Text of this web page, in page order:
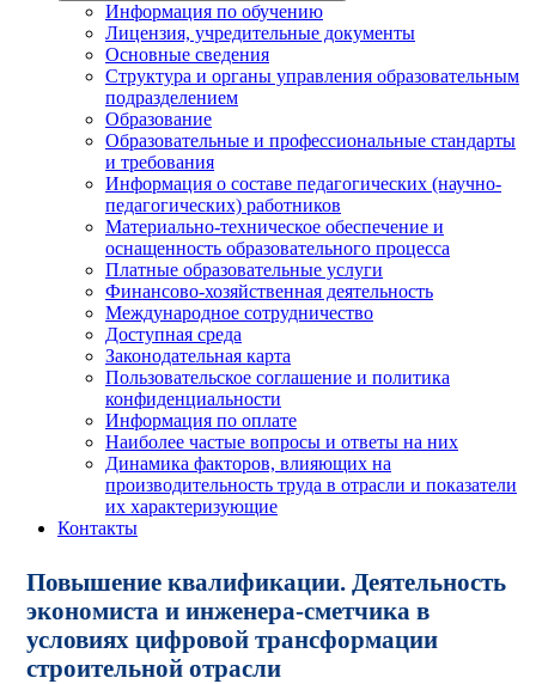
Информация по обучению
Лицензия, учредительные документы
Основные сведения
Структура и органы управления образовательным
подразделением
Образование
Образовательные и профессиональные стандарты
и требования
Информация о составе педагогических (научно-
педагогических) работников
Материально-техническое обеспечение и
оснащенность образовательного процесса
Платные образовательные услуги
Финансово-хозяйственная деятельность
Международное сотрудничество
Доступная среда
Законодательная карта
Пользовательское соглашение и политика
конфиденциальности
Информация по оплате
Наиболее частые вопросы и ответы на них
Динамика факторов, влияющих на
производительность труда в отрасли и показатели
их характеризующие
Контакты
Повышение квалификации. Деятельность
экономиста и инженера-сметчика в
условиях цифровой трансформации
строительной отрасли